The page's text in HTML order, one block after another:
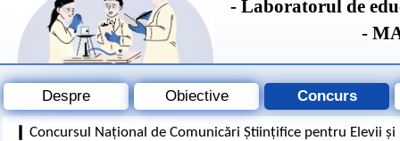
- Laboratorul de
-
Despre Obiective Concurs
Concursul Național de Comunicări Științifice pentru Elevii